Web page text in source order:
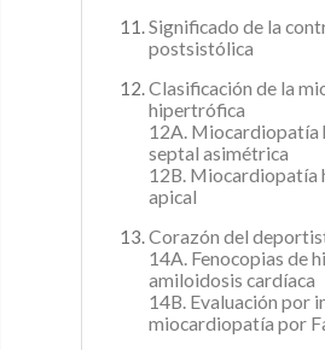
Significado de la
postsistólica
Clasificación de la
hipertrófica
12A. Miocardiopatía
septal asimétrica
12B. Miocardiopatía
apical
Corazón del
14A. Fenocopias de
amiloidosis cardíaca
14B. Evaluación por
miocardiopatía por